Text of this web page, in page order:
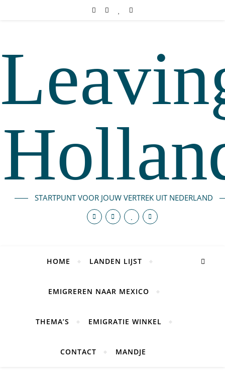
STARTPUNT VOOR JOUW VERTREK UIT NEDERLAND
HOME LANDEN LIJST
EMIGREREN NAAR MEXICO
THEMA’S EMIGRATIE WINKEL
CONTACT MANDJE